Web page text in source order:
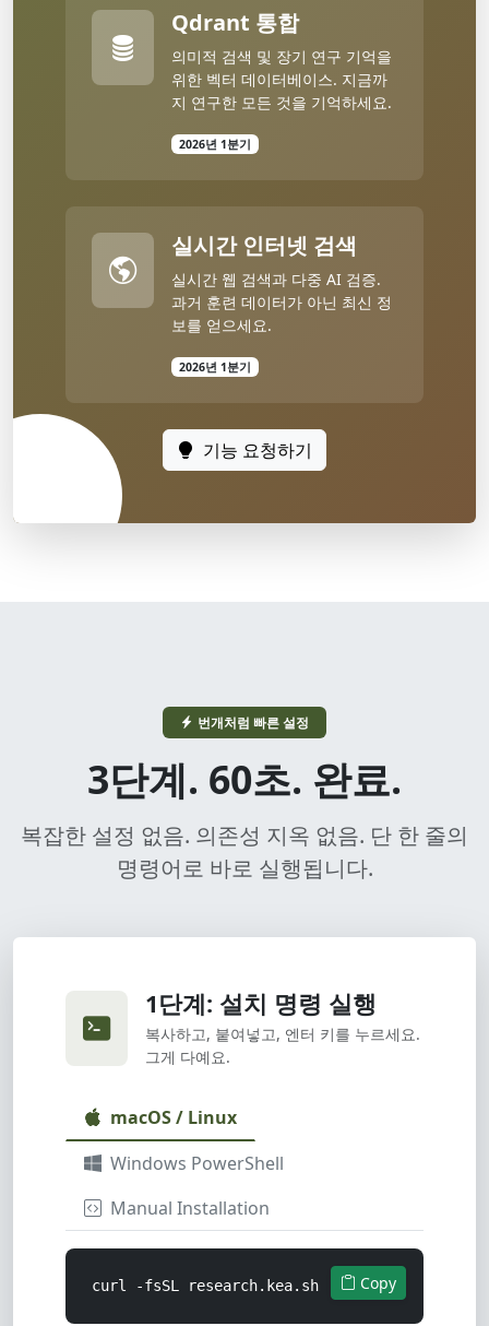
Qdrant 통합
의미적 검색 및 장기 연구 기억을
위한 벡터 데이터베이스. 지금까
지 연구한 모든 것을 기억하세요.
2026년 1분기
실시간 인터넷 검색
실시간 웹 검색과 다중 AI 검증.
과거 훈련 데이터가 아닌 최신 정
보를 얻으세요.
2026년 1분기
기능 요청하기
번개처럼 빠른 설정
3단계. 60초. 완료.
복잡한 설정 없음. 의존성 지옥 없음. 단 한 줄의
명령어로 바로 실행됩니다.
1단계: 설치 명령 실행
복사하고, 붙여넣고, 엔터 키를 누르세요.
그게 다예요.
macOS / Linux
Windows PowerShell
Manual Installation
curl -fsSL research.kea.sh | shCopy